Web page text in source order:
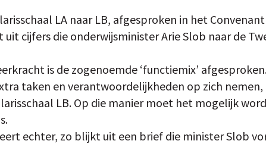
LA naar LB, afgesproken in het
cijfers die onderwijsminister Arie Slob naar de
is de zogenoemde ‘functiemix’
taken en verantwoordelijkheden op zich
LB. Op die manier moet het mogelijk
echter, zo blijkt uit een brief die minister Slob